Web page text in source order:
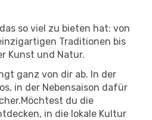
so viel zu bieten hat: von
Traditionen bis
Kunst und Natur.
ganz von dir ab. In der
in der Nebensaison dafür
du die
in die lokale Kultur